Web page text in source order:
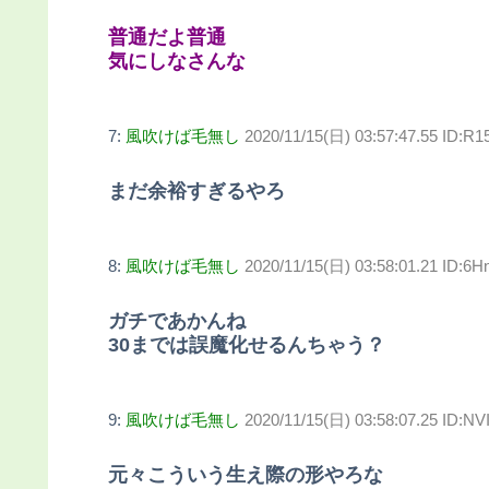
普通だよ普通
気にしなさんな
7: 風吹けば毛無し 2020/11/15(日) 03:57:47.55
まだ余裕すぎるやろ
8: 風吹けば毛無し 2020/11/15(日) 03:58:01.21
ガチであかんね
30までは誤魔化せるんちゃう？
9: 風吹けば毛無し 2020/11/15(日) 03:58:07.25
元々こういう生え際の形やろな